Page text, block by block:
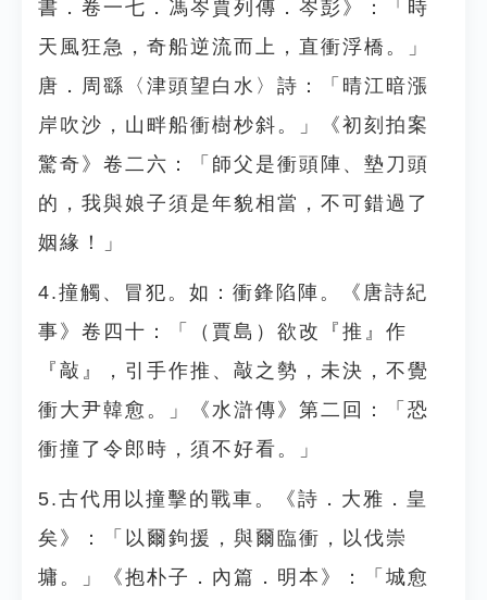
書．卷一七．馮岑賈列傳．岑彭》：「時
天風狂急，奇船逆流而上，直衝浮橋。」
唐．周繇〈津頭望白水〉詩：「晴江暗漲
岸吹沙，山畔船衝樹杪斜。」《初刻拍案
驚奇》卷二六：「師父是衝頭陣、墊刀頭
的，我與娘子須是年貌相當，不可錯過了
姻緣！」
4.撞觸、冒犯。如：衝鋒陷陣。《唐詩紀
事》卷四十：「（賈島）欲改『推』作
『敲』，引手作推、敲之勢，未決，不覺
衝大尹韓愈。」《水滸傳》第二回：「恐
衝撞了令郎時，須不好看。」
5.古代用以撞擊的戰車。《詩．大雅．皇
矣》：「以爾鉤援，與爾臨衝，以伐崇
墉。」《抱朴子．內篇．明本》：「城愈